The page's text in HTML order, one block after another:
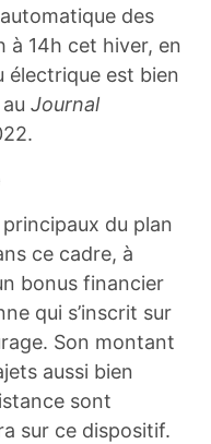
des
à 14h cet hiver, en
électrique est bien
Journal
du plan
ce cadre, à
bonus financier
qui s’inscrit sur
Son montant
aussi bien
sont
sur ce dispositif.